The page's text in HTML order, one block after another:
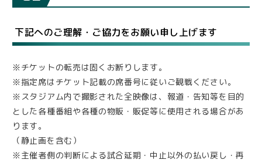
下記へのご理解・ご協力をお願い申し上げます
※チケットの転売は固くお断りします。
※指定席はチケット記載の席番号に従いご観戦ください。
※スタジアム内で撮影された全映像は、報道・告知等を目的
とした各種番組や各種の物販・販促等に使用される場合があ
ります。
（静止画を含む）
※主催者側の判断による試合延期・中止以外の払い戻し・再